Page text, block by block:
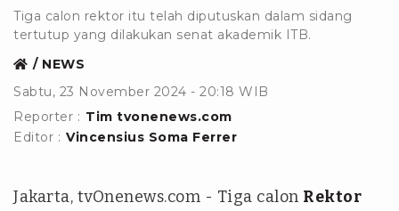
Tiga calon rektor itu telah diputuskan dalam sidang
tertutup yang dilakukan senat akademik ITB.
NEWS
Sabtu, 23 November 2024 - 20:18 WIB
Reporter : Tim tvonenews.com
Editor : Vincensius Soma Ferrer
Jakarta, tvOnenews.com - Tiga calon Rektor